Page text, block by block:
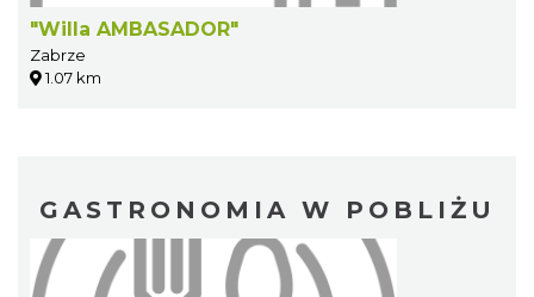
"Willa AMBASADOR"
Zabrze
1.07 km
GASTRONOMIA W POBLIŻU